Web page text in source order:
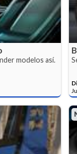
modelos así.